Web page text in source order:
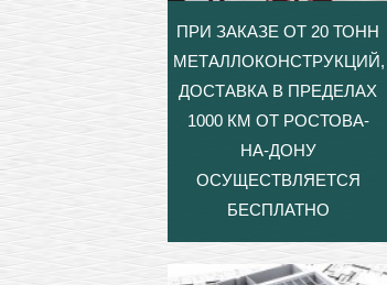
ПРИ ЗАКАЗЕ ОТ 20 ТОНН
МЕТАЛЛОКОНСТРУКЦИЙ,
ДОСТАВКА В ПРЕДЕЛАХ
1000 КМ ОТ РОСТОВА-
НА-ДОНУ
ОСУЩЕСТВЛЯЕТСЯ
БЕСПЛАТНО